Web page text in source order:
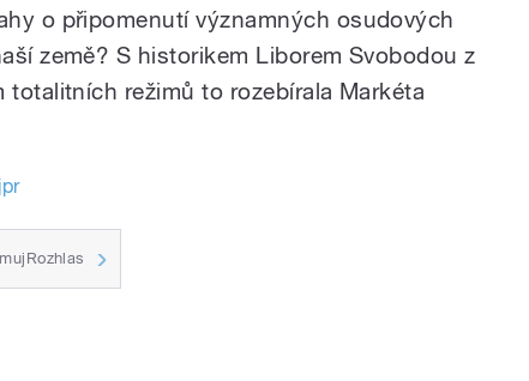
o připomenutí významných osudových
země? S historikem Liborem Svobodou z
totalitních režimů to rozebírala Markéta
jpr